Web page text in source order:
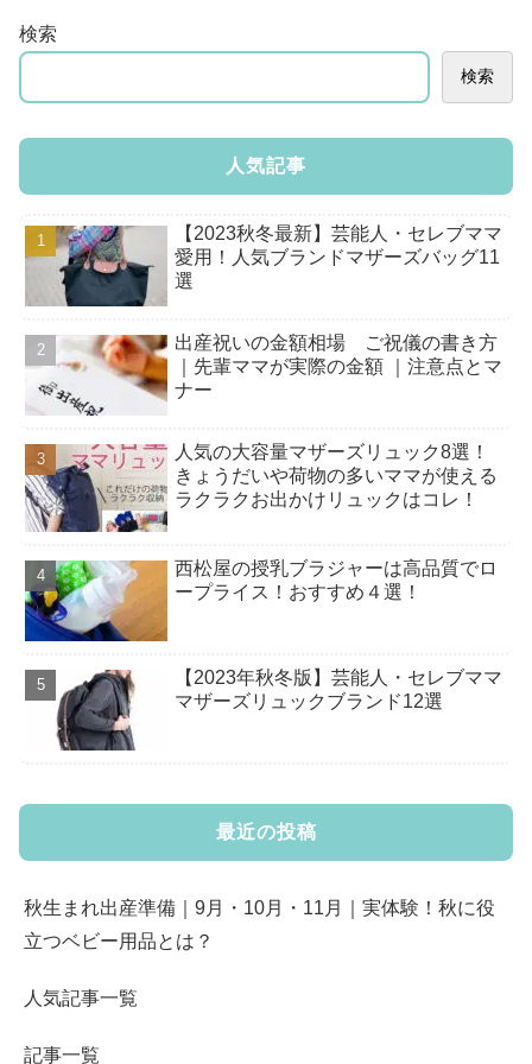
検索
検索
人気記事
【2023秋冬最新】芸能人・セレブママ
愛用！人気ブランドマザーズバッグ11
選
出産祝いの金額相場 ご祝儀の書き方
｜先輩ママが実際の金額 ｜注意点とマ
ナー
人気の大容量マザーズリュック8選！
きょうだいや荷物の多いママが使える
ラクラクお出かけリュックはコレ！
西松屋の授乳ブラジャーは高品質でロ
ープライス！おすすめ４選！
【2023年秋冬版】芸能人・セレブママ
マザーズリュックブランド12選
最近の投稿
秋生まれ出産準備｜9月・10月・11月｜実体験！秋に役
立つベビー用品とは？
人気記事一覧
記事一覧